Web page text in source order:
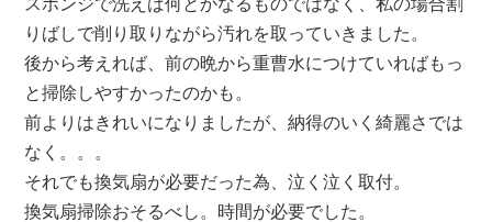
スポンジで洗えば何とかなるものではなく、私の場合割
りばしで削り取りながら汚れを取っていきました。
後から考えれば、前の晩から重曹水につけていればもっ
と掃除しやすかったのかも。
前よりはきれいになりましたが、納得のいく綺麗さでは
なく。。。
それでも換気扇が必要だった為、泣く泣く取付。
換気扇掃除おそるべし。時間が必要でした。